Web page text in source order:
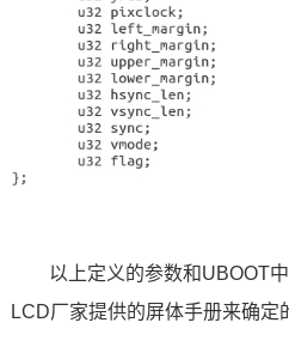
以上定义的参数和UBOOT
LCD厂家提供的屏体手册来确定